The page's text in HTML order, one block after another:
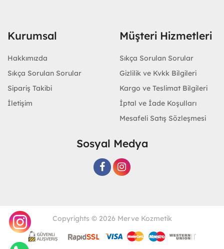
Kurumsal
Hakkımızda
Sıkça Sorulan Sorular
Sipariş Takibi
İletişim
Müşteri Hizmetleri
Sıkça Sorulan Sorular
Gizlilik ve Kvkk Bilgileri
Kargo ve Teslimat Bilgileri
İptal ve İade Koşulları
Mesafeli Satış Sözleşmesi
Sosyal Medya
Copyrights © 2026 Merve Kozmetik